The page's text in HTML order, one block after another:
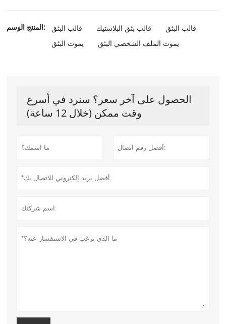
المنتج الوسم: قالب البثق قالب بثق البلاستيك
قالب البثق
يموت البثق
يموت الملف الشخصي البثق
الحصول على آخر سعر؟ سنرد في أسرع
وقت ممكن (خلال 12 ساعة)